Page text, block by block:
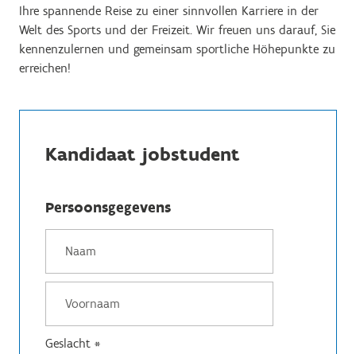
Ihre spannende Reise zu einer sinnvollen Karriere in der
Welt des Sports und der Freizeit. Wir freuen uns darauf, Sie
kennenzulernen und gemeinsam sportliche Höhepunkte zu
erreichen!
Kandidaat jobstudent
Persoonsgegevens
Geslacht *